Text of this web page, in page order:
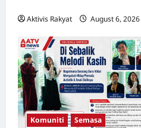
Aktivis Rakyat August 6, 2026
Komuniti Semasa